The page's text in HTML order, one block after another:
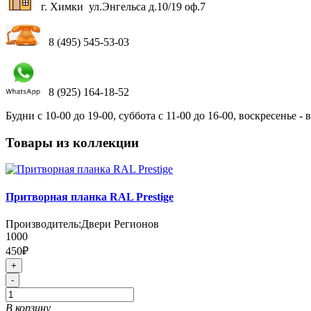
г. Химки ул.Энгельса д.10/19 оф.7
8 (495) 545-53-03
8 (925) 164-18-52
Будни с 10-00 до 19-00, суббота с 11-00 до 16-00, воскресенье -
Товары из коллекции
Притворная планка RAL Prestige
Производитель:Двери Регионов
1000
450₽
+
-
В корзину